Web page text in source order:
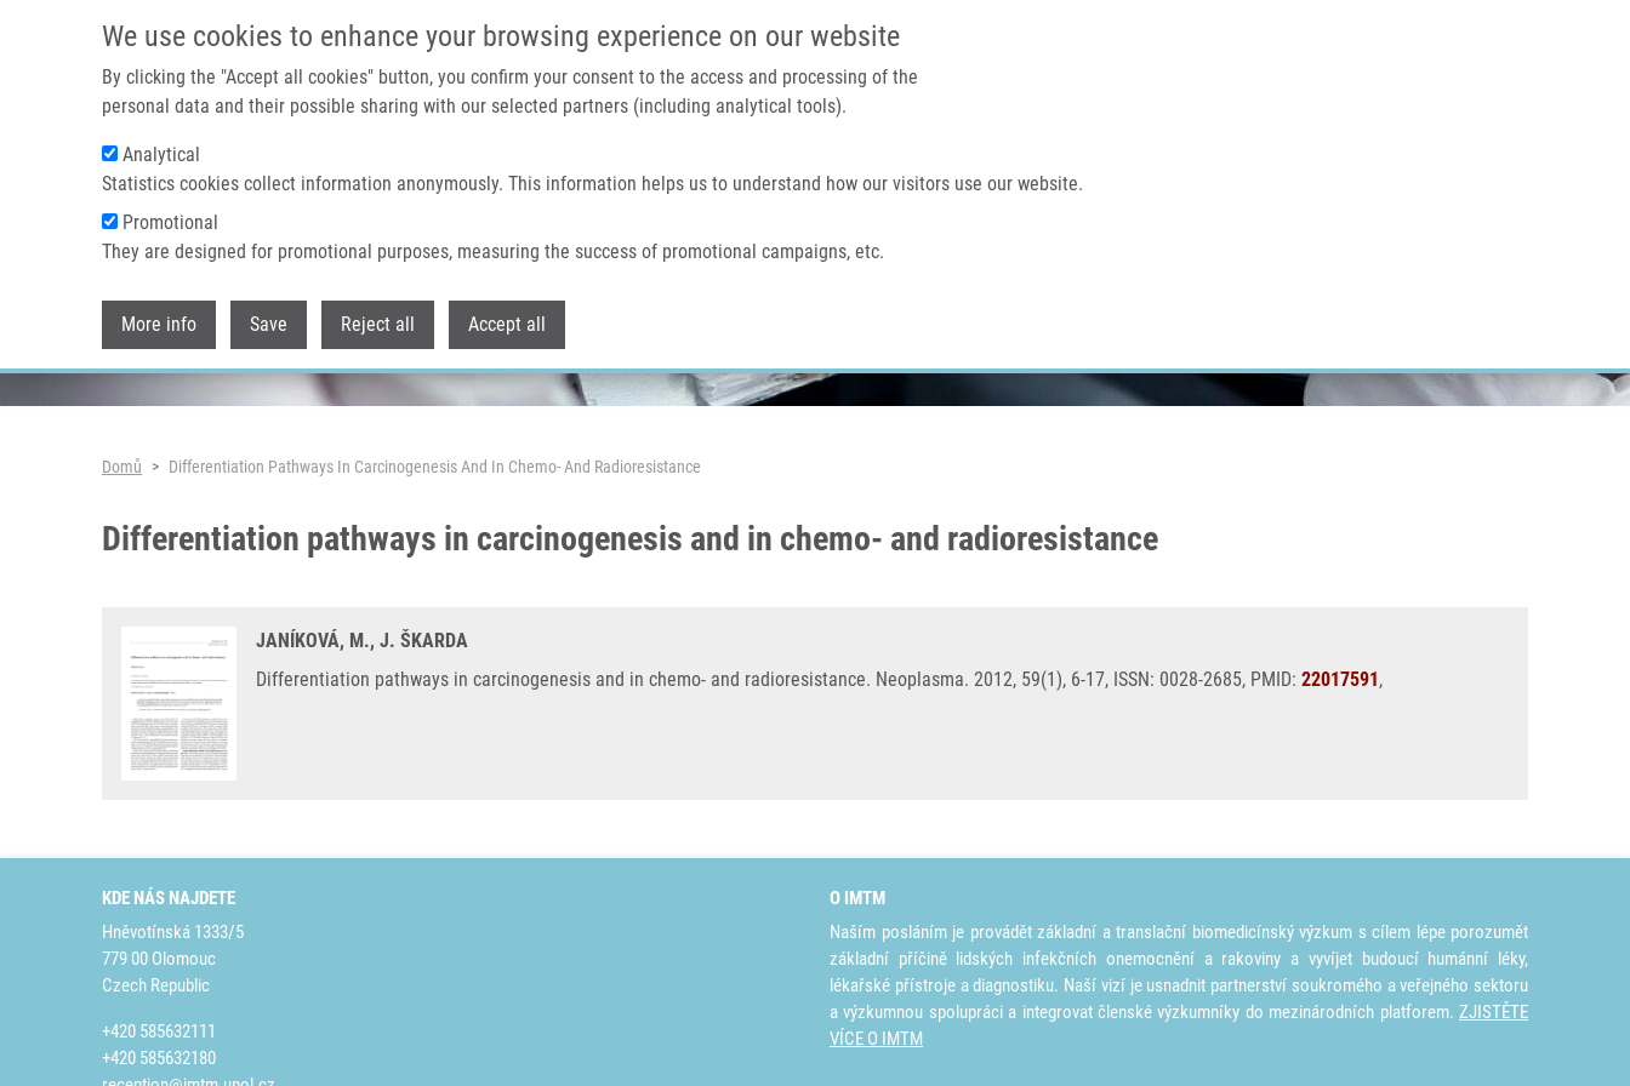
We use cookies to enhance your browsing experience on our website
By clicking the "Accept all cookies" button, you confirm your consent to the access and processing of the
personal data and their possible sharing with our selected partners (including analytical tools).
Analytical
Statistics cookies collect information anonymously. This information helps us to understand how our visitors use our website.
Promotional
They are designed for promotional purposes, measuring the success of promotional campaigns, etc.
More info Save Reject all Accept all
IMTM PORTÁL
Domů O nás
Header image
Drobečková navigace
Domů Differentiation Pathways In Carcinogenesis And In Chemo- And Radioresistance
Differentiation pathways in carcinogenesis and in chemo- and radioresistance
JANÍKOVÁ, M., J. ŠKARDA
Differentiation pathways in carcinogenesis and in chemo- and radioresistance. Neoplasma. 2012, 59(1), 6-17, ISSN: 0028-2685, PMID: 22017591,
KDE NÁS NAJDETE
Hněvotínská 1333/5
779 00 Olomouc
Czech Republic
+420 585632111
+420 585632180
O IMTM
Naším posláním je provádět základní a translační biomedicínský výzkum s cílem lépe porozumět
základní příčině lidských infekčních onemocnění a rakoviny a vyvíjet budoucí humánní léky,
lékařské přístroje a diagnostiku. Naší vizí je usnadnit partnerství soukromého a veřejného sektoru
a výzkumnou spolupráci a integrovat členské výzkumníky do mezinárodních platforem. ZJISTĚTE
VÍCE O IMTM